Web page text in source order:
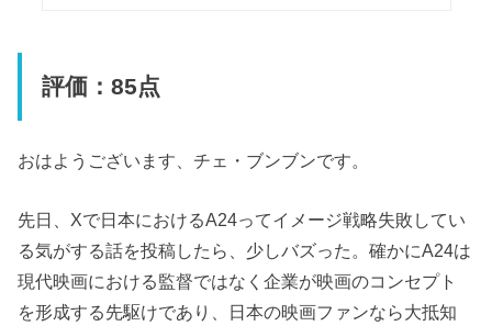
評価：85点
おはようございます、チェ・ブンブンです。
先日、Xで日本におけるA24ってイメージ戦略失敗してい
る気がする話を投稿したら、少しバズった。確かにA24は
現代映画における監督ではなく企業が映画のコンセプト
を形成する先駆けであり、日本の映画ファンなら大抵知